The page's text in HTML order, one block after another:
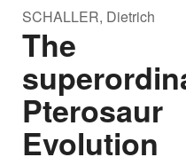
SCHALLER, Dietrich
The
Pterosaur
Evolution